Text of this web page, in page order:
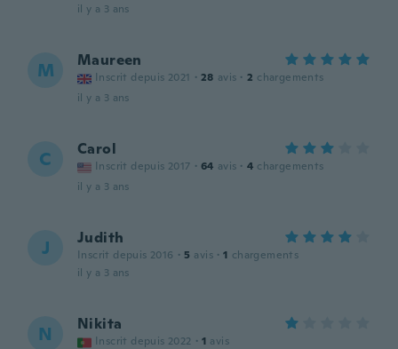
il y a 3 ans
M Maureen
Inscrit depuis 2021 · 28 avis · 2 chargements
il y a 3 ans
C Carol
Inscrit depuis 2017 · 64 avis · 4 chargements
il y a 3 ans
J Judith
Inscrit depuis 2016 · 5 avis · 1 chargements
il y a 3 ans
N Nikita
Inscrit depuis 2022 · 1 avis